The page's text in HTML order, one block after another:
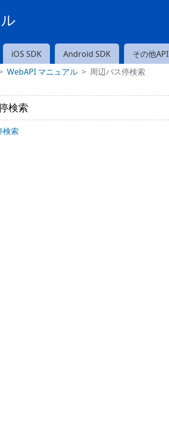
iOS SDK Android SDK その他API
WebAPI マニュアル 周辺バス停検索
検索
検索